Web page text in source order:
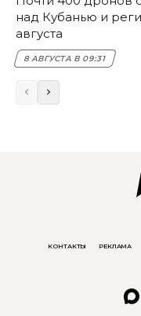
над Кубанью и
августа
8 АВГУСТА В 09:31
КОНТАКТЫ РЕКЛАМА